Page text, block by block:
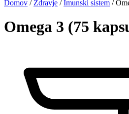
Domov / Zdravje /Imunski sistem /
Omega 3 (75